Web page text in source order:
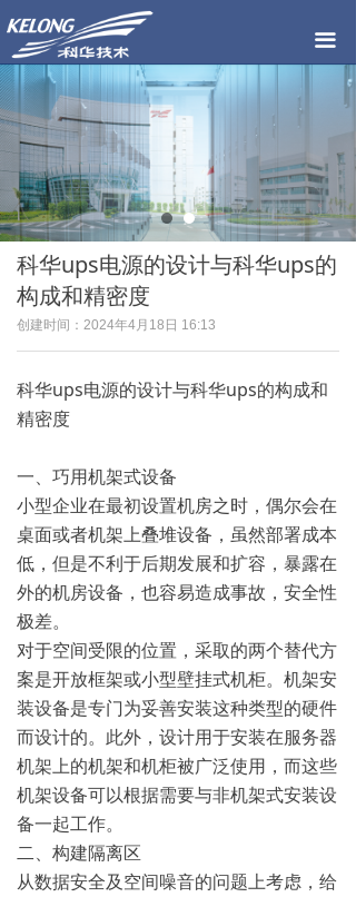
끀
首页
公司简介
产品中心
工程案例
荣誉资质
新闻中心
联系我们
科华ups电源的设计与科华ups的
构成和精密度
创建时间： 2024年4月18日 16:13
科华ups电源的设计与科华ups的构成和
精密度
一、巧用机架式设备
小型企业在最初设置机房之时，偶尔会在
桌面或者机架上叠堆设备，虽然部署成本
低，但是不利于后期发展和扩容，暴露在
外的机房设备，也容易造成事故，安全性
极差。
对于空间受限的位置，采取的两个替代方
案是开放框架或小型壁挂式机柜。机架安
装设备是专门为妥善安装这种类型的硬件
而设计的。此外，设计用于安装在服务器
机架上的机架和机柜被广泛使用，而这些
机架设备可以根据需要与非机架式安装设
备一起工作。
二、构建隔离区
从数据安全及空间噪音的问题上考虑，给